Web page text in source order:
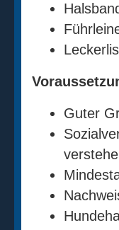
Guter